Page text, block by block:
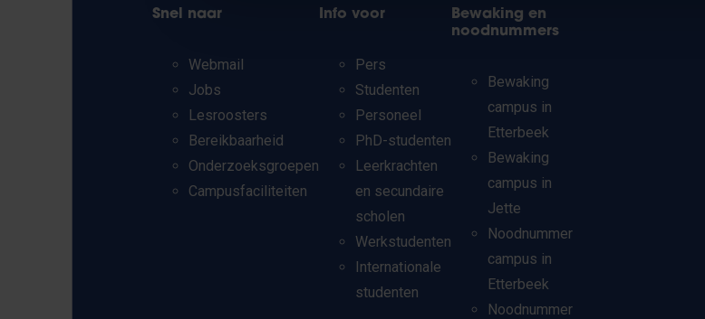
Snel naar
Webmail
Jobs
Lesroosters
Bereikbaarheid
Onderzoeksgroepen
Campusfaciliteiten
Info voor
Pers
Studenten
Personeel
PhD-studenten
Leerkrachten
en secundaire
scholen
Werkstudenten
Internationale
studenten
Bewaking en
noodnummers
Bewaking
campus in
Etterbeek
Bewaking
campus in
Jette
Noodnummer
campus in
Etterbeek
Noodnummer